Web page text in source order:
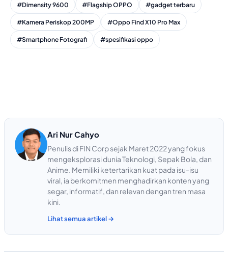
#Dimensity 9600 #Flagship OPPO #gadget terbaru
#Kamera Periskop 200MP #Oppo Find X10 Pro Max
#Smartphone Fotografi #spesifikasi oppo
Ari Nur Cahyo
Penulis di FIN Corp sejak Maret 2022 yang fokus
mengeksplorasi dunia Teknologi, Sepak Bola, dan
Anime. Memiliki ketertarikan kuat pada isu-isu
viral, ia berkomitmen menghadirkan konten yang
segar, informatif, dan relevan dengan tren masa
kini.
Lihat semua artikel →